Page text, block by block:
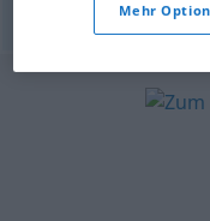
© OpenThesaurus.de
Mehr